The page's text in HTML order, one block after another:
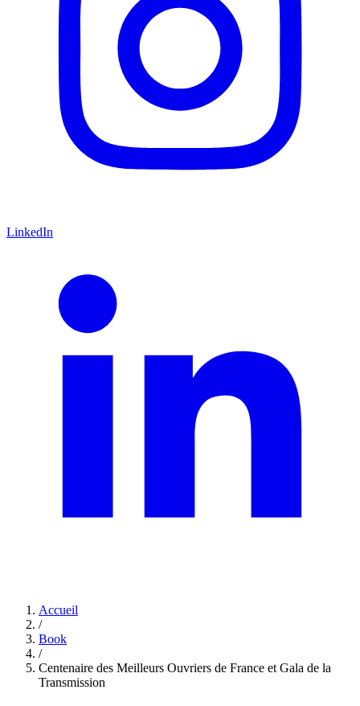
LinkedIn
Accueil
/
Book
/
Centenaire des Meilleurs Ouvriers de France et Gala de la
Transmission